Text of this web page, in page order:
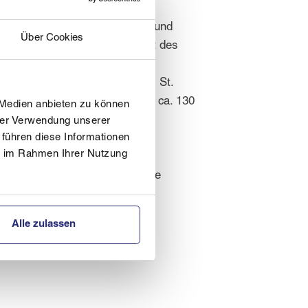
Über Cookies
anbieten zu können
Verwendung unserer
diese Informationen
Rahmen Ihrer Nutzung
Alle zulassen
von Kindern und
Trainingsgemeinschaft des
aus St. Gilgen, Strobl, St.
Goisern. Wir haben derzeit ca. 130
wir die Schanzen in Bad
werden Technik und
der Instandhaltung durch die